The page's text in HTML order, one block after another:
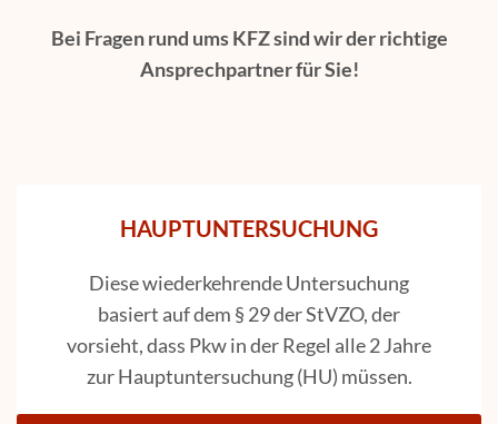
Bei Fragen rund ums KFZ sind wir der richtige
Ansprechpartner für Sie!
HAUPTUNTERSUCHUNG
Diese wiederkehrende Untersuchung
basiert auf dem § 29 der StVZO, der
vorsieht, dass Pkw in der Regel alle 2 Jahre
zur Hauptuntersuchung (HU) müssen.